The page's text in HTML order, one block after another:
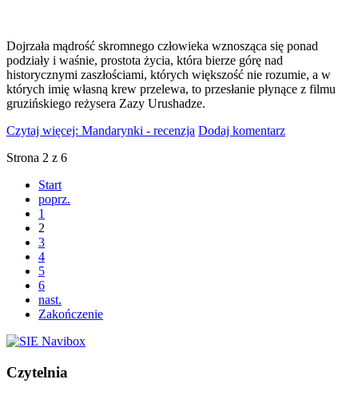
Dojrzała mądrość skromnego człowieka wznosząca się ponad
podziały i waśnie, prostota życia, która bierze górę nad
historycznymi zaszłościami, których większość nie rozumie, a w
których imię własną krew przelewa, to przesłanie płynące z filmu
gruzińskiego reżysera Zazy Urushadze.
Czytaj więcej: Mandarynki - recenzja Dodaj komentarz
Strona 2 z 6
Start
poprz.
1
2
3
4
5
6
nast.
Zakończenie
Czytelnia